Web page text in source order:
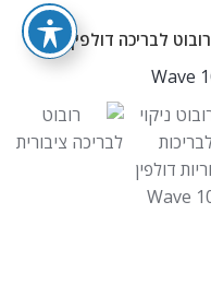
רובוט לבריכה דולפין